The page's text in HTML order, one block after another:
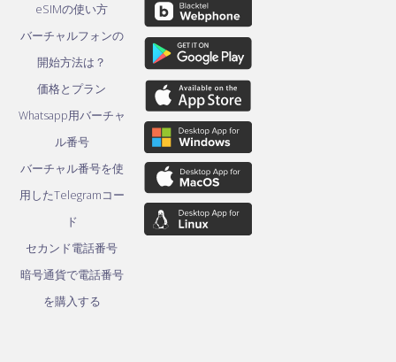
eSIMの使い方
バーチャルフォンの
開始方法は？
価格とプラン
Whatsapp用バーチャ
ル番号
バーチャル番号を使
用したTelegramコー
ド
セカンド電話番号
暗号通貨で電話番号
を購入する